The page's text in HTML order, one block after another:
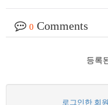
0 Comments
등록
로그인한 회